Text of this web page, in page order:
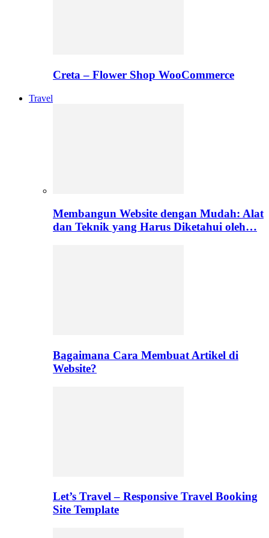
Creta – Flower Shop WooCommerce
Travel
Membangun Website dengan Mudah: Alat
dan Teknik yang Harus Diketahui oleh…
Bagaimana Cara Membuat Artikel di
Website?
Let’s Travel – Responsive Travel Booking
Site Template